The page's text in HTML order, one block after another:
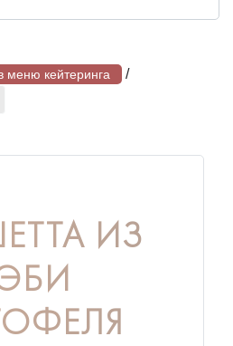
меню кейтеринга /
ИЗ